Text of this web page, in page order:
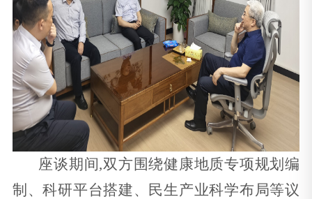
座谈期间,双方围绕健康地质专项规划编
制、科研平台搭建、民生产业科学布局等议